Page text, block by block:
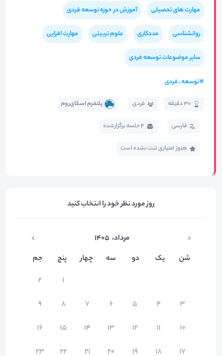
مهارت های تحصیلی آموزش در حوزه توسعه فردی
روانشناسی مددکاری علوم تربیتی مهارت افزایی
سایر موضوعات توسعه فردی
#توسعه_فردی
30 دقیقه فردی پلتفرم اسکای‌روم
فارسی 4 جلسه برگزار‌شده
هنوز امتیازی ثبت نشده است
روز مورد نظر خود را انتخاب کنید
مرداد، ۱۴۰۵
شن
یک دو سه چهار پنج
جم
۱
۲
۳
۴ ۵ ۶ ۷ ۸
۹
۱۰
۱۱ ۱۲ ۱۳ ۱۴ ۱۵
۱۶
۱۷
۱۸ ۱۹ ۲۰ ۲۱ ۲۲
۲۳